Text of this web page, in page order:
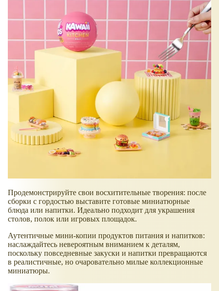
Продемонстрируйте свои восхитительные творения: после
сборки с гордостью выставите готовые миниатюрные
блюда или напитки. Идеально подходит для украшения
столов, полок или игровых площадок.
Аутентичные мини-копии продуктов питания и напитков:
наслаждайтесь невероятным вниманием к деталям,
поскольку повседневные закуски и напитки превращаются
в реалистичные, но очаровательно милые коллекционные
миниатюры.